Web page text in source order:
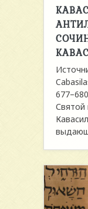
Святой